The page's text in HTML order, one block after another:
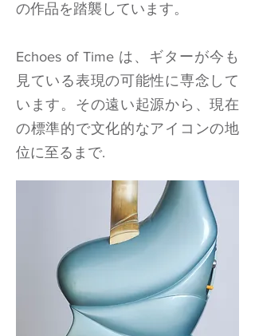
の作品を踏襲しています。
Echoes of Time は、ギターが今も
見ている表現の可能性に専念して
います。その遠い起源から、現在
の標準的で文化的なアイコンの地
位に至るまで.